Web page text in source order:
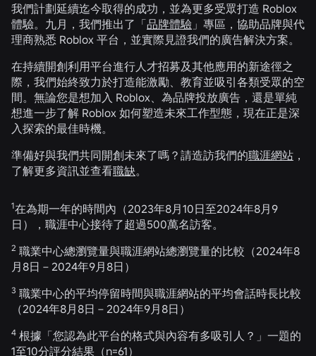
我們計劃延續迄今取得的成功，並為更多受眾打造 Roblox
體驗。九月，我們推出了「品牌體驗 」專區，協助品牌與代
理商熟悉 Roblox 平台，並實際見證我們的廣告解決方案。
在持續開創利用平台進行人才招募及其他應用的新途徑之
際，我們始終致力於打造能激勵、教育並吸引各類受眾的空
間。無論您是想加入 Roblox、為品牌投放廣告，還是單純
想進一步了解 Roblox 如何塑造未來工作型態，現在正是深
入探索的最佳時機。
準備好與我們共同開創未來了嗎？請造訪我們的職涯網站 ，
了解更多資訊並查看職缺。
1在為期一年的時間內（2023年8月10日至2024年8月9
日），職涯中心接待了超過500萬名訪客。
2 職業中心總瀏覽量與職涯網站總瀏覽量的比較（2024年8
月8日 – 2024年9月8日）
3 職業中心的平均停留時間與職涯網站的平均會話時長比較
（2024年8月8日 – 2024年9月8日）
4 根據「您認為此平台的格式與內容有多吸引人？」一題的
1至10分評分結果（n=61）